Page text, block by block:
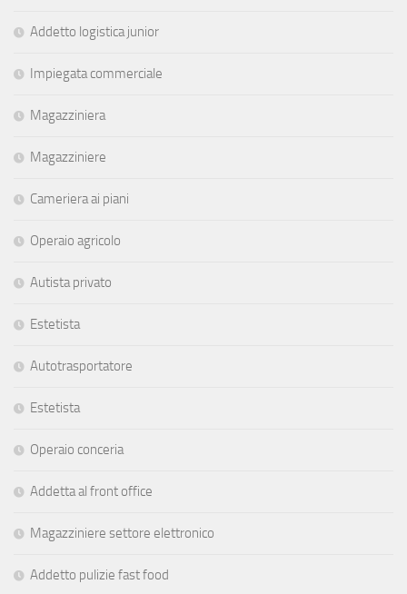
Addetto logistica junior
Impiegata commerciale
Magazziniera
Magazziniere
Cameriera ai piani
Operaio agricolo
Autista privato
Estetista
Autotrasportatore
Estetista
Operaio conceria
Addetta al front office
Magazziniere settore elettronico
Addetto pulizie fast food